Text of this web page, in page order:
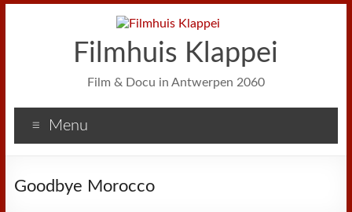
Filmhuis Klappei
Film & Docu in Antwerpen 2060
Menu
Goodbye Morocco